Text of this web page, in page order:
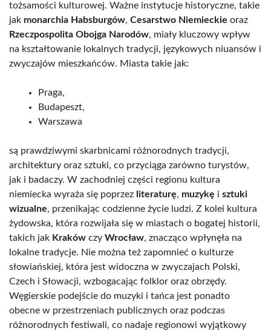
tożsamości kulturowej. Ważne instytucje historyczne, takie
jak monarchia Habsburgów, Cesarstwo Niemieckie oraz
Rzeczpospolita Obojga Narodów, miały kluczowy wpływ
na kształtowanie lokalnych tradycji, językowych niuansów i
zwyczajów mieszkańców. Miasta takie jak:
Praga,
Budapeszt,
Warszawa
są prawdziwymi skarbnicami różnorodnych tradycji,
architektury oraz sztuki, co przyciąga zarówno turystów,
jak i badaczy. W zachodniej części regionu kultura
niemiecka wyraża się poprzez literaturę, muzykę i sztuki
wizualne, przenikając codzienne życie ludzi. Z kolei kultura
żydowska, która rozwijała się w miastach o bogatej historii,
takich jak Kraków czy Wrocław, znacząco wpłynęła na
lokalne tradycje. Nie można też zapomnieć o kulturze
słowiańskiej, która jest widoczna w zwyczajach Polski,
Czech i Słowacji, wzbogacając folklor oraz obrzędy.
Węgierskie podejście do muzyki i tańca jest ponadto
obecne w przestrzeniach publicznych oraz podczas
różnorodnych festiwali, co nadaje regionowi wyjątkowy